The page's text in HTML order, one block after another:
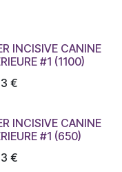
INCISIVE CANINE
#1 (1100)
€
INCISIVE CANINE
#1 (650)
€